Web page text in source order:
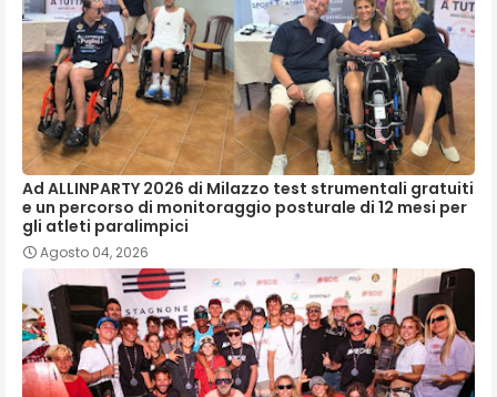
Ad ALLINPARTY 2026 di Milazzo test strumentali gratuiti
e un percorso di monitoraggio posturale di 12 mesi per
gli atleti paralimpici
Agosto 04, 2026